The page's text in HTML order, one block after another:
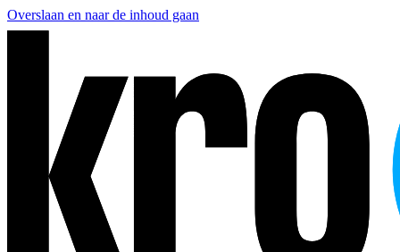
Overslaan en naar de inhoud gaan